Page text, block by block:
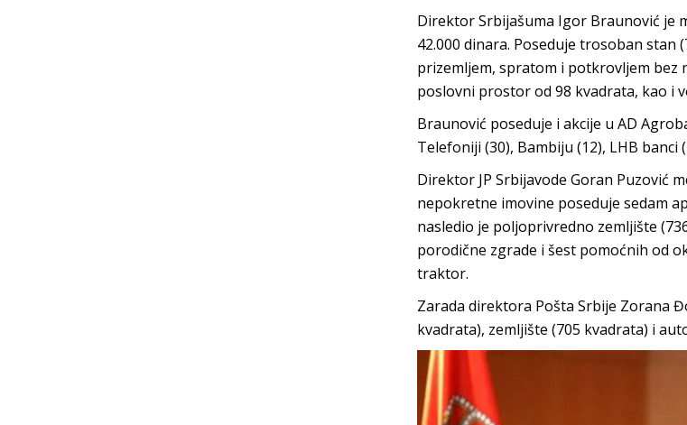
Direktor Srbijašuma Igor Braunović je
42.000 dinara. Poseduje trosoban
prizemljem, spratom i potkrovljem bez
poslovni prostor od 98 kvadrata, kao i
Braunović poseduje i akcije u AD
Telefoniji (30), Bambiju (12), LHB banci
Direktor JP Srbijavode Goran Puzović
nepokretne imovine poseduje sedam
nasledio je poljoprivredno zemljište
porodične zgrade i šest pomoćnih od
traktor.
Zarada direktora Pošta Srbije Zorana
kvadrata), zemljište (705 kvadrata) i